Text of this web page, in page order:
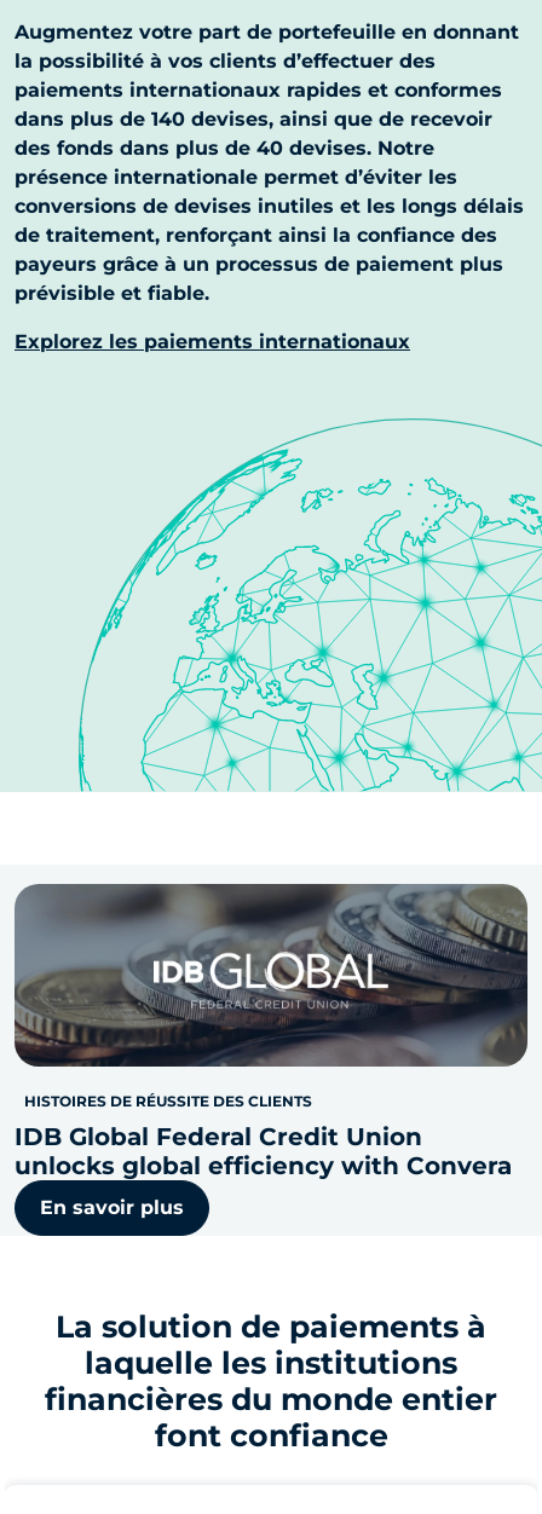
Augmentez votre part de portefeuille en donnant
la possibilité à vos clients d’effectuer des
paiements internationaux rapides et conformes
dans plus de 140 devises, ainsi que de recevoir
des fonds dans plus de 40 devises. Notre
présence internationale permet d’éviter les
conversions de devises inutiles et les longs délais
de traitement, renforçant ainsi la confiance des
payeurs grâce à un processus de paiement plus
prévisible et fiable.
Explorez les paiements internationaux
HISTOIRES DE RÉUSSITE DES CLIENTS
IDB Global Federal Credit Union
unlocks global efficiency with Convera
En savoir plus
La solution de paiements à
laquelle les institutions
financières du monde entier
font confiance